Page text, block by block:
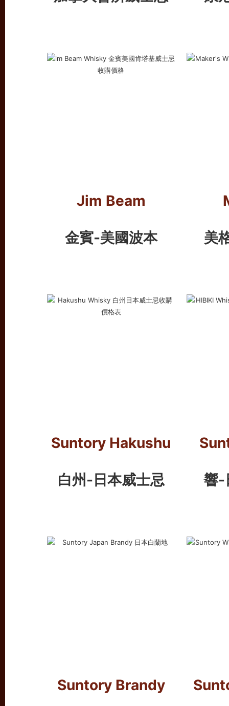
Jim Beam
金賓-美國波本 美
Suntory Hakushu
白州-日本威士忌 響-
Suntory Brandy